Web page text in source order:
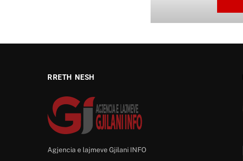
RRETH NESH
Agjencia e lajmeve Gjilani INFO